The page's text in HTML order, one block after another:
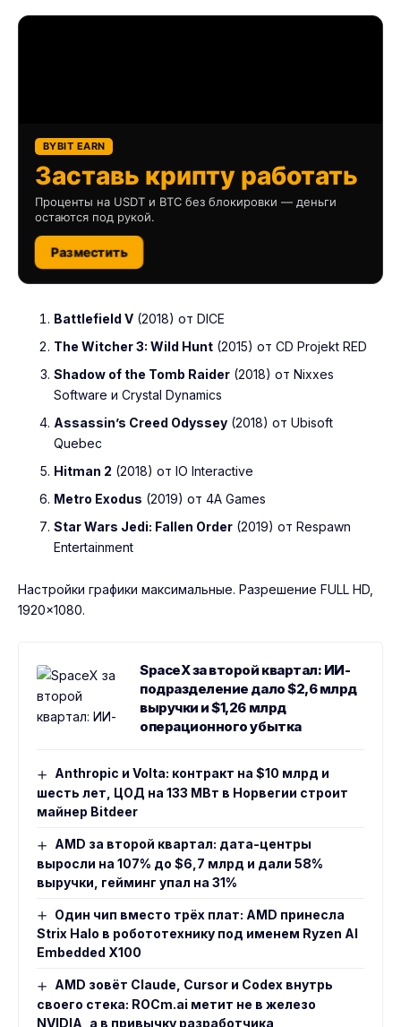
BYBIT EARN
Заставь крипту работать
Проценты на USDT и BTC без блокировки — деньги
остаются под рукой.
Разместить
Battlefield V (2018) от DICE
The Witcher 3: Wild Hunt (2015) от CD Projekt RED
Shadow of the Tomb Raider (2018) от Nixxes
Software и Crystal Dynamics
Assassin’s Creed Odyssey (2018) от Ubisoft
Quebec
Hitman 2 (2018) от IO Interactive
Metro Exodus (2019) от 4A Games
Star Wars Jedi: Fallen Order (2019) от Respawn
Entertainment
Настройки графики максимальные. Разрешение FULL HD,
1920×1080.
SpaceX за второй квартал: ИИ-
подразделение дало $2,6 млрд
выручки и $1,26 млрд
операционного убытка
Anthropic и Volta: контракт на $10 млрд и
шесть лет, ЦОД на 133 МВт в Норвегии строит
майнер Bitdeer
AMD за второй квартал: дата-центры
выросли на 107% до $6,7 млрд и дали 58%
выручки, гейминг упал на 31%
Один чип вместо трёх плат: AMD принесла
Strix Halo в робототехнику под именем Ryzen AI
Embedded X100
AMD зовёт Claude, Cursor и Codex внутрь
своего стека: ROCm.ai метит не в железо
NVIDIA, а в привычку разработчика